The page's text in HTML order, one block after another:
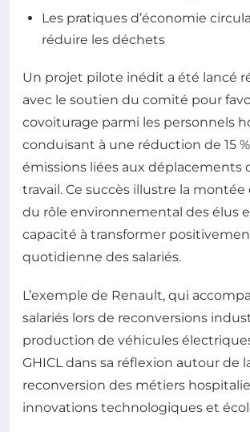
Les pratiques d’économie
réduire les déchets
Un projet pilote inédit a été lancé
avec le soutien du comité pour
covoiturage parmi les personnels
conduisant à une réduction de 15
émissions liées aux déplacements
travail. Ce succès illustre la montée
du rôle environnemental des élus
capacité à transformer
quotidienne des salariés.
L’exemple de Renault, qui
salariés lors de reconversions
production de véhicules
GHICL dans sa réflexion autour de
reconversion des métiers
innovations technologiques et